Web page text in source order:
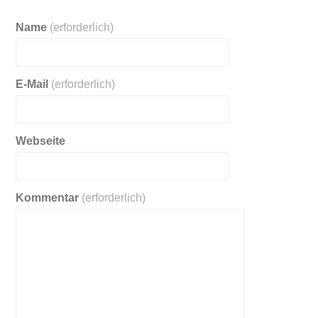
Name (erforderlich)
E-Mail (erforderlich)
Webseite
Kommentar (erforderlich)